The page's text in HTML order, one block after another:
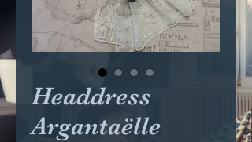
Headdress
Argantaëlle